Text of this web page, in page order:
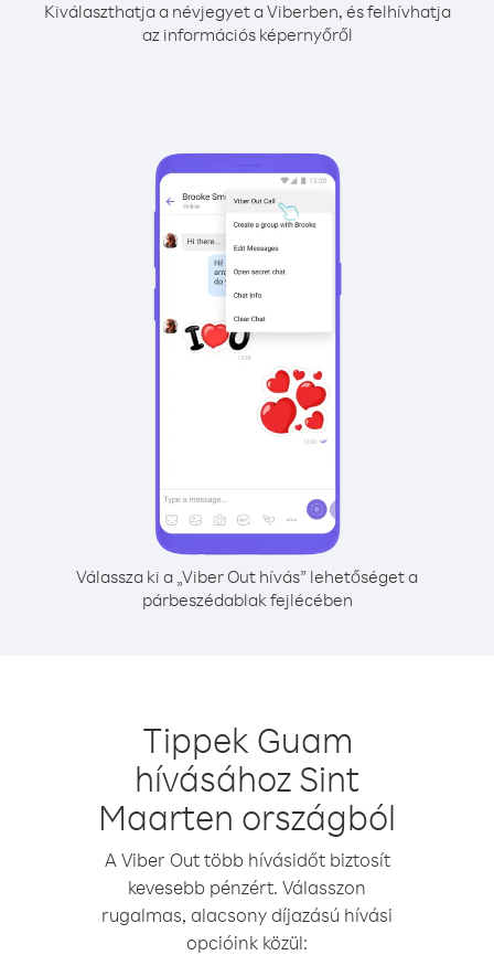
Kiválaszthatja a névjegyet a Viberben, és felhívhatja
az információs képernyőről
Válassza ki a „Viber Out hívás” lehetőséget a
párbeszédablak fejlécében
Tippek Guam
hívásához Sint
Maarten országból
A Viber Out több hívásidőt biztosít
kevesebb pénzért. Válasszon
rugalmas, alacsony díjazású hívási
opcióink közül: